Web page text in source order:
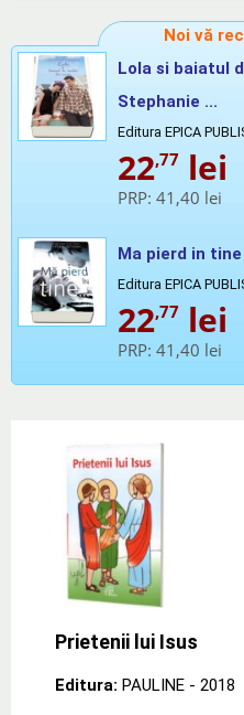
Noi vă
Lola si baiatul
Stephanie ...
Editura EPICA
22,77 lei
PRP: 41,40 lei
Ma pierd in
Editura EPICA
22,77 lei
PRP: 41,40 lei
Prietenii lui Isus
Editura: PAULINE - 2018